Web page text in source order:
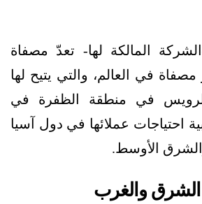
المالكة لها- تعدّ مصفاة
مصفاة في العالم، والتي يتيح لها
الرويس في منطقة الظفرة في
احتياجات عملائها في دول آسيا
والشرق الأوسط.
والغرب